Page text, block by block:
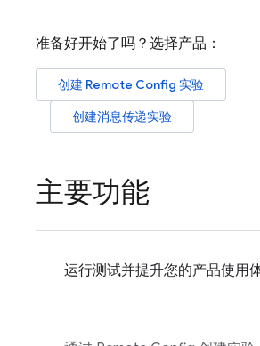
准备好开始了吗？选择产品：
创建 Remote Config 实验
创建消息传递实验
主要功能
运行测试并提升您的产品使用